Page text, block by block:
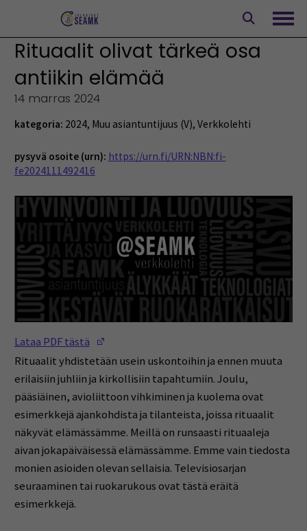
Rituaalit olivat tärkeä osa
antiikin elämää
14 marras 2024
kategoria: 2024, Muu asiantuntijuus (V), Verkkolehti
pysyvä osoite (urn): https://urn.fi/URN:NBN:fi-
fe2024111492416
Lataa PDF tästä
Rituaalit yhdistetään usein uskontoihin ja ennen muuta
erilaisiin juhliin ja kirkollisiin tapahtumiin. Joulu,
pääsiäinen, avioliittoon vihkiminen ja kuolema ovat
esimerkkejä ajankohdista ja tilanteista, joissa rituaalit
näkyvät elämässämme. Meillä on runsaasti rituaaleja
aivan jokapäiväisessä elämässämme. Emme vain tiedosta
monien asioiden olevan sellaisia. Televisiosarjan
seuraaminen tai ruokarukous ovat tästä eräitä
esimerkkejä.